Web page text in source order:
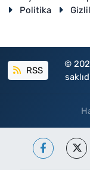
Politika
RSS
©